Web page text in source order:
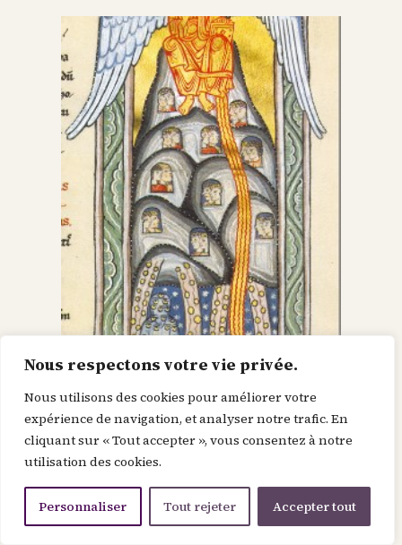
Nous respectons votre vie privée.
Nous utilisons des cookies pour améliorer votre
expérience de navigation, et analyser notre trafic. En
cliquant sur « Tout accepter », vous consentez à notre
utilisation des cookies.
Personnaliser Tout rejeter Accepter tout
Dieu dans le Christ,
recherche l’homme et
le renouvelle